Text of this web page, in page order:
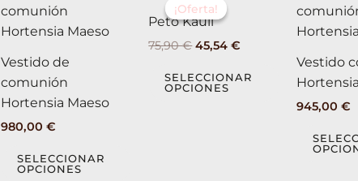
Vestido de
comunión
Hortensia Maeso
980,00 €
SELECCIONAR
OPCIONES
producto
tiene
múltiples
variantes.
¡Oferta!
¡Oferta!
Peto Kauli
75,90€
original
75,90 €.
45,54€
SELECCIONAR
OPCIONES
producto
tiene
variantes.
Las
opciones
pueden
Vestido
945,00 €